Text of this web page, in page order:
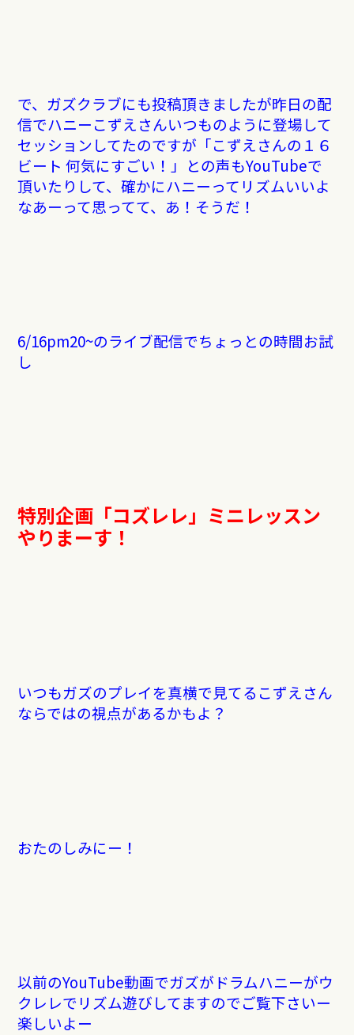
で、ガズクラブにも投稿頂きましたが昨日の配
信でハニーこずえさんいつものように登場して
セッションしてたのですが「こずえさんの１６
ビート 何気にすごい！」との声もYouTubeで
頂いたりして、確かにハニーってリズムいいよ
なあーって思ってて、あ！そうだ！
6/16pm20~のライブ配信でちょっとの時間お試
し
特別企画「コズレレ」ミニレッスン
やりまーす！
いつもガズのプレイを真横で見てるこずえさん
ならではの視点があるかもよ？
おたのしみにー！
以前のYouTube動画でガズがドラムハニーがウ
クレレでリズム遊びしてますのでご覧下さいー
楽しいよー